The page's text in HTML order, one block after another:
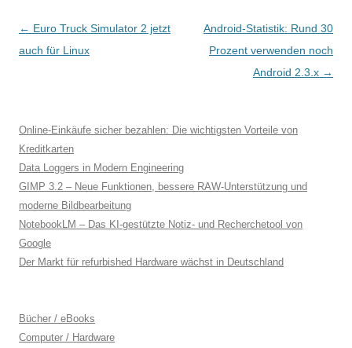
Beitragsnavigation
← Euro Truck Simulator 2 jetzt
auch für Linux
Android-Statistik: Rund 30
Prozent verwenden noch
Android 2.3.x →
Online-Einkäufe sicher bezahlen: Die wichtigsten Vorteile von
Kreditkarten
Data Loggers in Modern Engineering
GIMP 3.2 – Neue Funktionen, bessere RAW-Unterstützung und
moderne Bildbearbeitung
NotebookLM – Das KI-gestützte Notiz- und Recherchetool von
Google
Der Markt für refurbished Hardware wächst in Deutschland
Bücher / eBooks
Computer / Hardware